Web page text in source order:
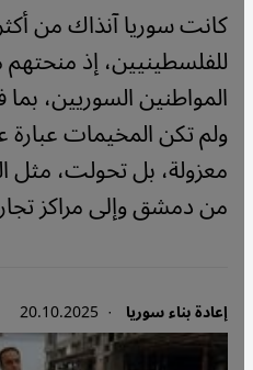
كانت سوريا آنذاك من
للفلسطينيين، إذ
المواطنين السوريين،
ولم تكن المخيمات
معزولة، بل تحولت، مثل
من دمشق وإلى مراكز
إعادة بناء سوريا · 20.10.2025